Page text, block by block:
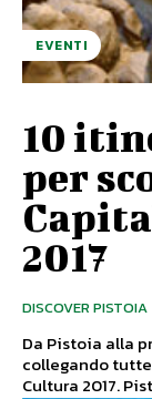
EVENTI
10
per
2017
DISCOVER PISTOIA
Da Pistoia alla
collegando